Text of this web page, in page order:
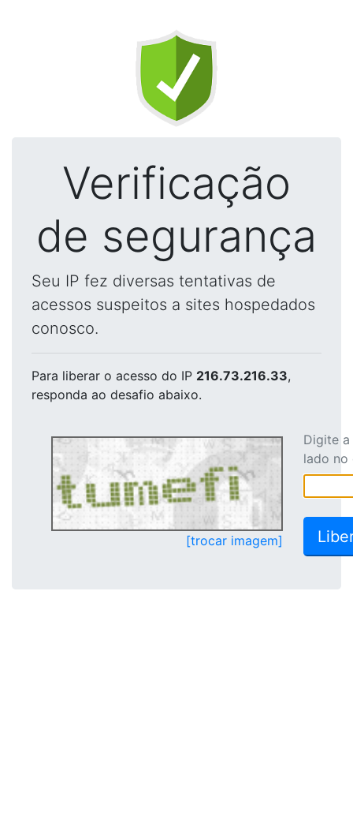
Verificação
de segurança
Seu IP fez diversas tentativas de
acessos suspeitos a sites hospedados
conosco.
Para liberar o acesso do IP 216.73.216.33,
responda ao desafio abaixo.
[trocar imagem]
Digite
lado no